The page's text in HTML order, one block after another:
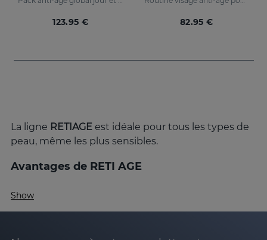
123.95 € 82.95 €
La ligne RETIAGE est idéale pour tous les types de
peau, même les plus sensibles.
Avantages de RETI AGE
Action anti-âge complète :
RETIAGEa été conçu pour fournir une action anti-
Show